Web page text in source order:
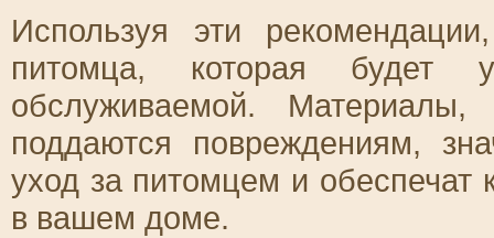
Используя эти
питомца, которая будет
обслуживаемой.
поддаются повреждениям,
уход за питомцем и обеспечат
в вашем доме.